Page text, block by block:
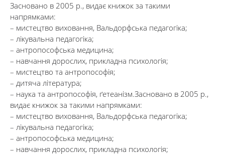
Засновано в 2005 р., видає книжок за такими
напрямками:
– мистецтво виховання, Вальдорфська педагогіка;
– лікувальна педагогіка;
– антропософська медицина;
– навчання дорослих, прикладна психологія;
– мистецтво та антропософія;
– дитяча література;
– наука та антропософія, ґетеанізм.Засновано в 2005 р.,
видає книжок за такими напрямками:
– мистецтво виховання, Вальдорфська педагогіка;
– лікувальна педагогіка;
– антропософська медицина;
– навчання дорослих, прикладна психологія;